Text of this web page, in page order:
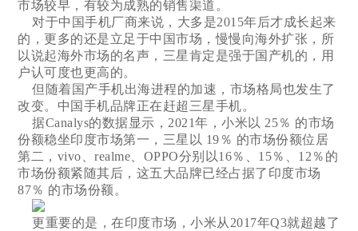
市场较早，有较为成熟的销售渠道。
对于中国手机厂商来说，大多是2015年后才成长起来
的，更多的还是立足于中国市场，慢慢向海外扩张，所
以说起海外市场的名声，三星肯定是强于国产机的，用
户认可度也更高的。
但随着国产手机出海进程的加速，市场格局也发生了
改变。中国手机品牌正在赶超三星手机。
据Canalys的数据显示，2021年，小米以 25％ 的市场
份额稳坐印度市场第一，三星以 19％ 的市场份额位居
第二，vivo、realme、OPPO分别以16％、15％、12％的
市场份额紧随其后，这五大品牌已经占据了印度市场
87％ 的市场份额。
更重要的是，在印度市场，小米从2017年Q3就超越了